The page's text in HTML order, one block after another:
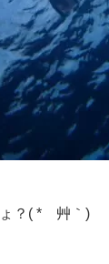
？( *´艸｀)